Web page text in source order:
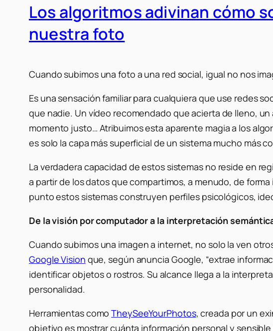
Los algoritmos adivinan cómo
nuestra foto
Cuando subimos una foto a una red social, igual no nos
Es una sensación familiar para cualquiera que use redes
que nadie. Un vídeo recomendado que acierta de lleno,
momento justo… Atribuimos esta aparente magia a los
es solo la capa más superficial de un sistema mucho más
La verdadera capacidad de estos sistemas no reside en
a partir de los datos que compartimos, a menudo, de
punto estos sistemas construyen perfiles psicológicos,
De la visión por computador a la interpretación
Cuando subimos una imagen a internet, no solo la ven
Google Vision que, según anuncia Google, “extrae
identificar objetos o rostros. Su alcance llega a la
personalidad.
Herramientas comoTheySeeYourPhotos, creada por un
objetivo es mostrar cuánta información personal y